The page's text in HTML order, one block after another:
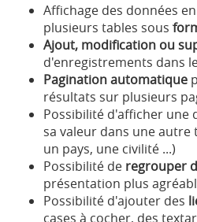
Affichage des données
plusieurs tables sous
Ajout, modification ou
d'enregistrements dans
Pagination automatique
résultats sur plusieurs
Possibilité d'afficher une
sa valeur dans une
un pays, une civilité ...)
Possibilité de regrouper
présentation plus
Possibilité d'ajouter des
cases à cocher, des